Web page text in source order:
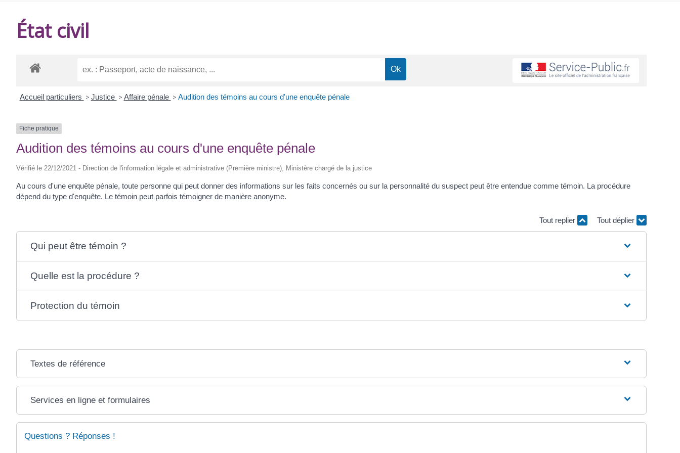
État civil
Accueil particuliers > Justice > Affaire pénale > Audition des témoins au cours d'une enquête pénale
Fiche pratique
Audition des témoins au cours d'une enquête pénale
Vérifié le 22/12/2021 - Direction de l'information légale et administrative (Première ministre), Ministère chargé de la justice
Au cours d'une enquête pénale, toute personne qui peut donner des informations sur les faits concernés ou sur la personnalité du suspect peut être entendue comme témoin. La procédure
dépend du type d'enquête. Le témoin peut parfois témoigner de manière anonyme.
Tout replier Tout déplier
Qui peut être témoin ?
Quelle est la procédure ?
Protection du témoin
Textes de référence
Services en ligne et formulaires
Questions ? Réponses !